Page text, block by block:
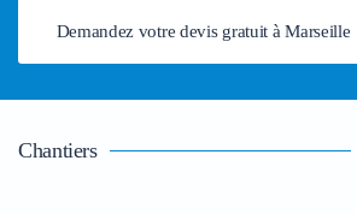
Demandez votre devis gratuit à Marseille
Chantiers